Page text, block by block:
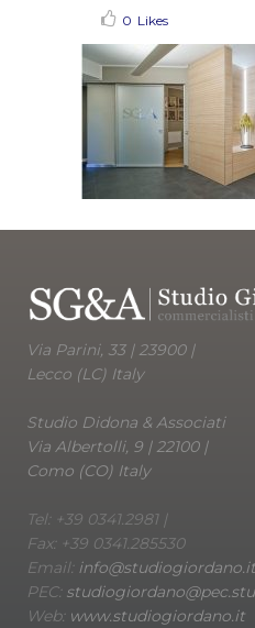
0 Likes
Via Parini, 33 | 23900 |
Lecco (LC) Italy
Studio Didona & Associati
Via Albertolli, 9 | 22100 |
Como (CO) Italy
Tel: +39 0341.2981 |
Fax: +39 0341.285530
Email: info@studiogiordano.it
PEC:
Web: www.studiogiordano.it